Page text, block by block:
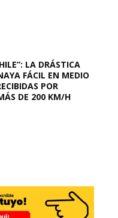
LA DRÁSTICA
FÁCIL EN MEDIO
POR
DE 200 KM/H